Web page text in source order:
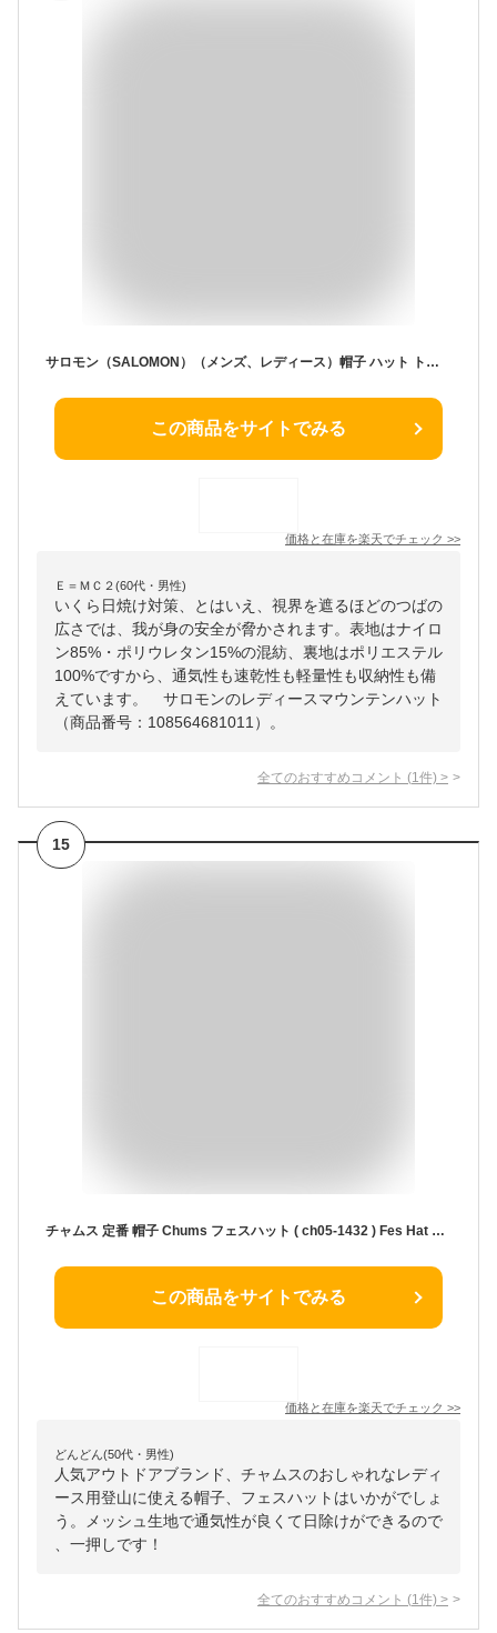
サロモン（SALOMON）（メンズ、レディース）帽子 ハット トレッキング 登山 MOUNTAIN LC2237
この商品をサイトでみる
価格と在庫を楽天でチェック >>
Ｅ＝ＭＣ２(60代・男性)
いくら日焼け対策、とはいえ、視界を遮るほどのつばの
広さでは、我が身の安全が脅かされます。表地はナイロ
ン85%・ポリウレタン15%の混紡、裏地はポリエステル
100%ですから、通気性も速乾性も軽量性も収納性も備
えています。 サロモンのレディースマウンテンハット
（商品番号：108564681011）。
全てのおすすめコメント (1 件) >
15
チャムス 定番 帽子 Chums フェスハット ( ch05-1432 ) Fes Hat メンズ レディース ユニセックス アウトドア UVカット 日除け メッシュ生地 あご紐付き コットン ナイロン CHUMSロゴ刺繍 チロリアンテープ キャンプ 海 川遊び 登山 ハイキング フェス ライブ 送料込み 2026年
この商品をサイトでみる
価格と在庫を楽天でチェック >>
どんどん(50代・男性)
人気アウトドアブランド、チャムスのおしゃれなレディ
ース用登山に使える帽子、フェスハットはいかがでしょ
う。メッシュ生地で通気性が良くて日除けができるので
、一押しです！
全てのおすすめコメント (1 件) >